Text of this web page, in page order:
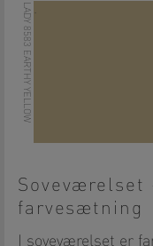
LADY 8583 EARTHY YELLOW .
Soveværelset
farvesætning
I soveværelset er